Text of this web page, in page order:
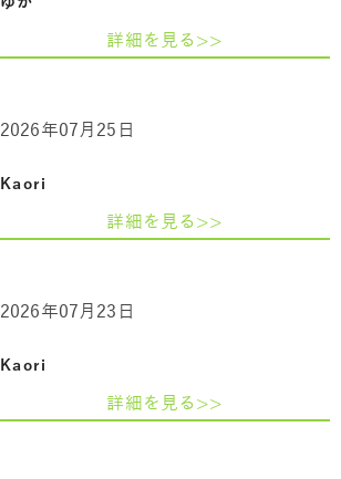
詳細を見る>>
Kaori
2026年07月25日
詳細を見る>>
Kaori
2026年07月23日
詳細を見る>>